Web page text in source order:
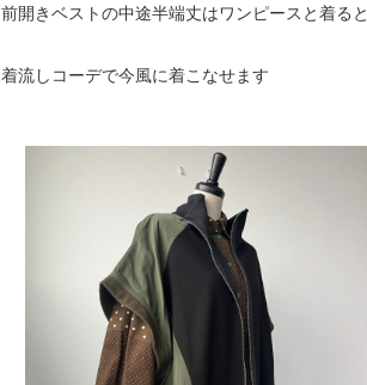
前開きベストの中途半端丈はワンピースと着ると
着流しコーデで今風に着こなせます